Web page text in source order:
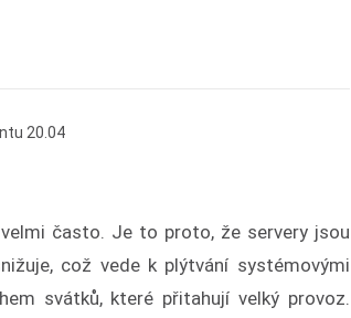
často. Je to proto, že servery jsou
což vede k plýtvání systémovými
svátků, které přitahují velký provoz.